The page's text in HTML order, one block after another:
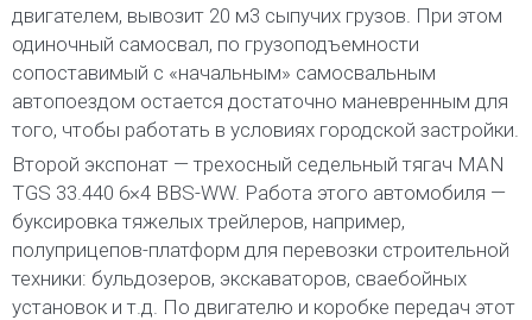
двигателем, вывозит 20 м3 сыпучих грузов. При этом
одиночный самосвал, по грузоподъемности
сопоставимый с «начальным» самосвальным
автопоездом остается достаточно маневренным для
того, чтобы работать в условиях городской застройки.
Второй экспонат — трехосный седельный тягач MAN
TGS 33.440 6×4 BBS-WW. Работа этого автомобиля —
буксировка тяжелых трейлеров, например,
полуприцепов-платформ для перевозки строительной
техники: бульдозеров, экскаваторов, сваебойных
установок и т.д. По двигателю и коробке передач этот